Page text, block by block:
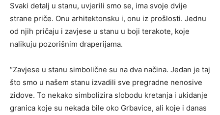
Svaki detalj u stanu, uvjerili smo se, ima svoje dvije
strane priče. Onu arhitektonsku i, onu iz prošlosti. Jednu
od njih pričaju i zavjese u stanu u boji terakote, koje
nalikuju pozorišnim draperijama.
“Zavjese u stanu simbolične su na dva načina. Jedan je taj
što smo u našem stanu izvadili sve pregradne nenosive
zidove. To nekako simbolizira slobodu kretanja i ukidanje
granica koje su nekada bile oko Grbavice, ali koje i danas